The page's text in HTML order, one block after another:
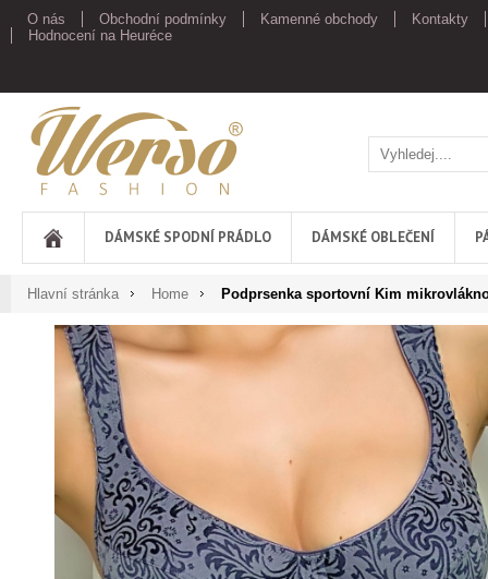
O nás Obchodní podmínky Kamenné obchody
Kontakty
Hodnocení na Heuréce
Werso
DÁMSKÉ SPODNÍ PRÁDLO DÁMSKÉ OBLEČENÍ
Hlavní stránka Home Podprsenka sportovní Kim